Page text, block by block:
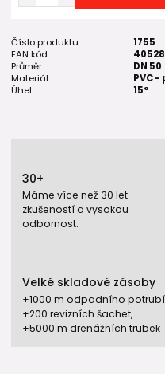
Číslo produktu:
1755
EAN kód:
Průměr:
DN 50
Materiál:
PVC
Úhel:
15°
30+
Máme více než 30 let
zkušeností a vysokou
odbornost.
Velké skladové zásoby
+1000 m odpadního
+200 revizních šachet,
+5000 m drenážních trubek